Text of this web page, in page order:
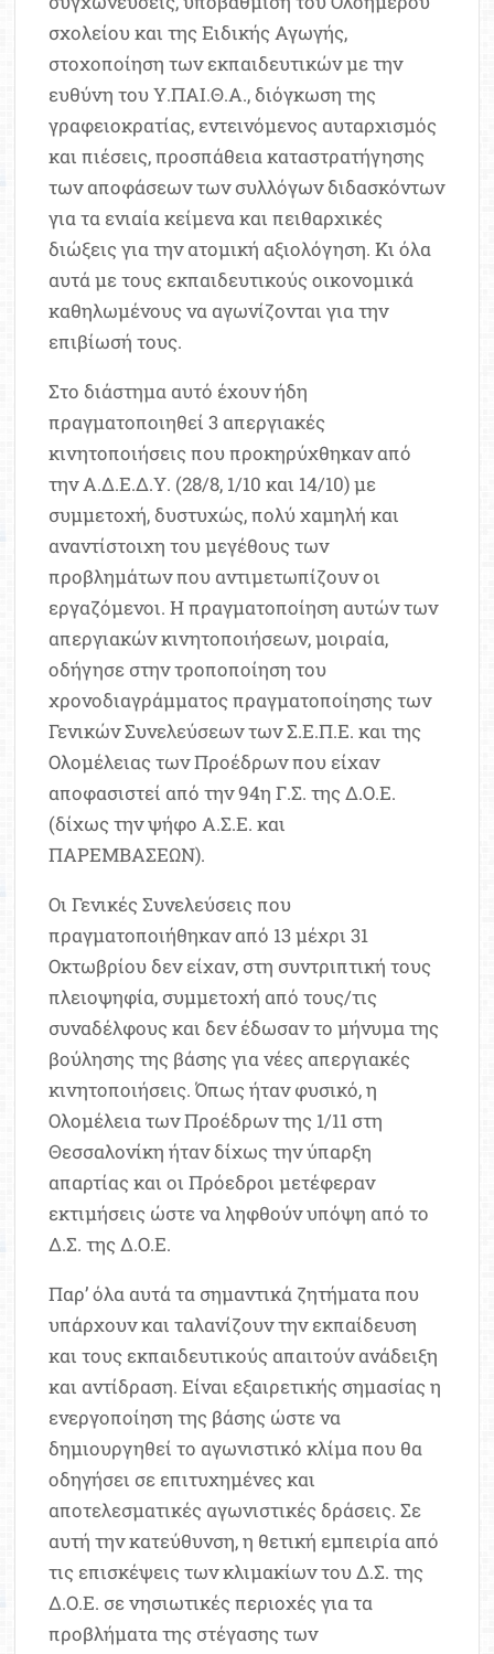
σχολείου και της Ειδικής Αγωγής,
στοχοποίηση των εκπαιδευτικών με την
ευθύνη του Υ.ΠΑΙ.Θ.Α., διόγκωση της
γραφειοκρατίας, εντεινόμενος αυταρχισμός
και πιέσεις, προσπάθεια καταστρατήγησης
των αποφάσεων των συλλόγων διδασκόντων
για τα ενιαία κείμενα και πειθαρχικές
διώξεις για την ατομική αξιολόγηση. Κι όλα
αυτά με τους εκπαιδευτικούς οικονομικά
καθηλωμένους να αγωνίζονται για την
επιβίωσή τους.
Στο διάστημα αυτό έχουν ήδη
πραγματοποιηθεί 3 απεργιακές
κινητοποιήσεις που προκηρύχθηκαν από
την Α.Δ.Ε.Δ.Υ. (28/8, 1/10 και 14/10) με
συμμετοχή, δυστυχώς, πολύ χαμηλή και
αναντίστοιχη του μεγέθους των
προβλημάτων που αντιμετωπίζουν οι
εργαζόμενοι. Η πραγματοποίηση αυτών των
απεργιακών κινητοποιήσεων, μοιραία,
οδήγησε στην τροποποίηση του
χρονοδιαγράμματος πραγματοποίησης των
Γενικών Συνελεύσεων των Σ.Ε.Π.Ε. και της
Ολομέλειας των Προέδρων που είχαν
αποφασιστεί από την 94η Γ.Σ. της Δ.Ο.Ε.
(δίχως την ψήφο Α.Σ.Ε. και
ΠΑΡΕΜΒΑΣΕΩΝ).
Οι Γενικές Συνελεύσεις που
πραγματοποιήθηκαν από 13 μέχρι 31
Οκτωβρίου δεν είχαν, στη συντριπτική τους
πλειοψηφία, συμμετοχή από τους/τις
συναδέλφους και δεν έδωσαν το μήνυμα της
βούλησης της βάσης για νέες απεργιακές
κινητοποιήσεις. Όπως ήταν φυσικό, η
Ολομέλεια των Προέδρων της 1/11 στη
Θεσσαλονίκη ήταν δίχως την ύπαρξη
απαρτίας και οι Πρόεδροι μετέφεραν
εκτιμήσεις ώστε να ληφθούν υπόψη από το
Δ.Σ. της Δ.Ο.Ε.
Παρ’ όλα αυτά τα σημαντικά ζητήματα που
υπάρχουν και ταλανίζουν την εκπαίδευση
και τους εκπαιδευτικούς απαιτούν ανάδειξη
και αντίδραση. Είναι εξαιρετικής σημασίας η
ενεργοποίηση της βάσης ώστε να
δημιουργηθεί το αγωνιστικό κλίμα που θα
οδηγήσει σε επιτυχημένες και
αποτελεσματικές αγωνιστικές δράσεις. Σε
αυτή την κατεύθυνση, η θετική εμπειρία από
τις επισκέψεις των κλιμακίων του Δ.Σ. της
Δ.Ο.Ε. σε νησιωτικές περιοχές για τα
προβλήματα της στέγασης των